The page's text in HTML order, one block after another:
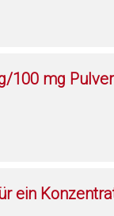
100 mg
ein